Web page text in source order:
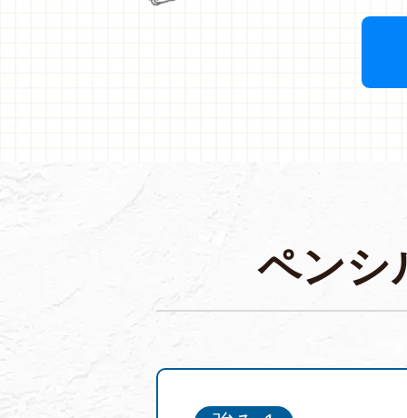
ペンシ